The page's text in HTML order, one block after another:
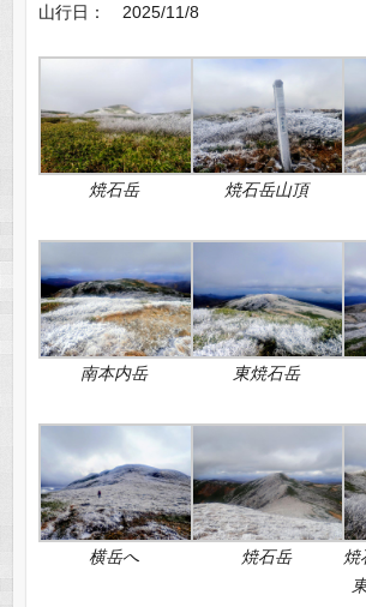
山行日： 2025/11/8
焼石岳 焼石岳山頂
南本内岳 東焼石岳
横岳へ 焼石岳
焼